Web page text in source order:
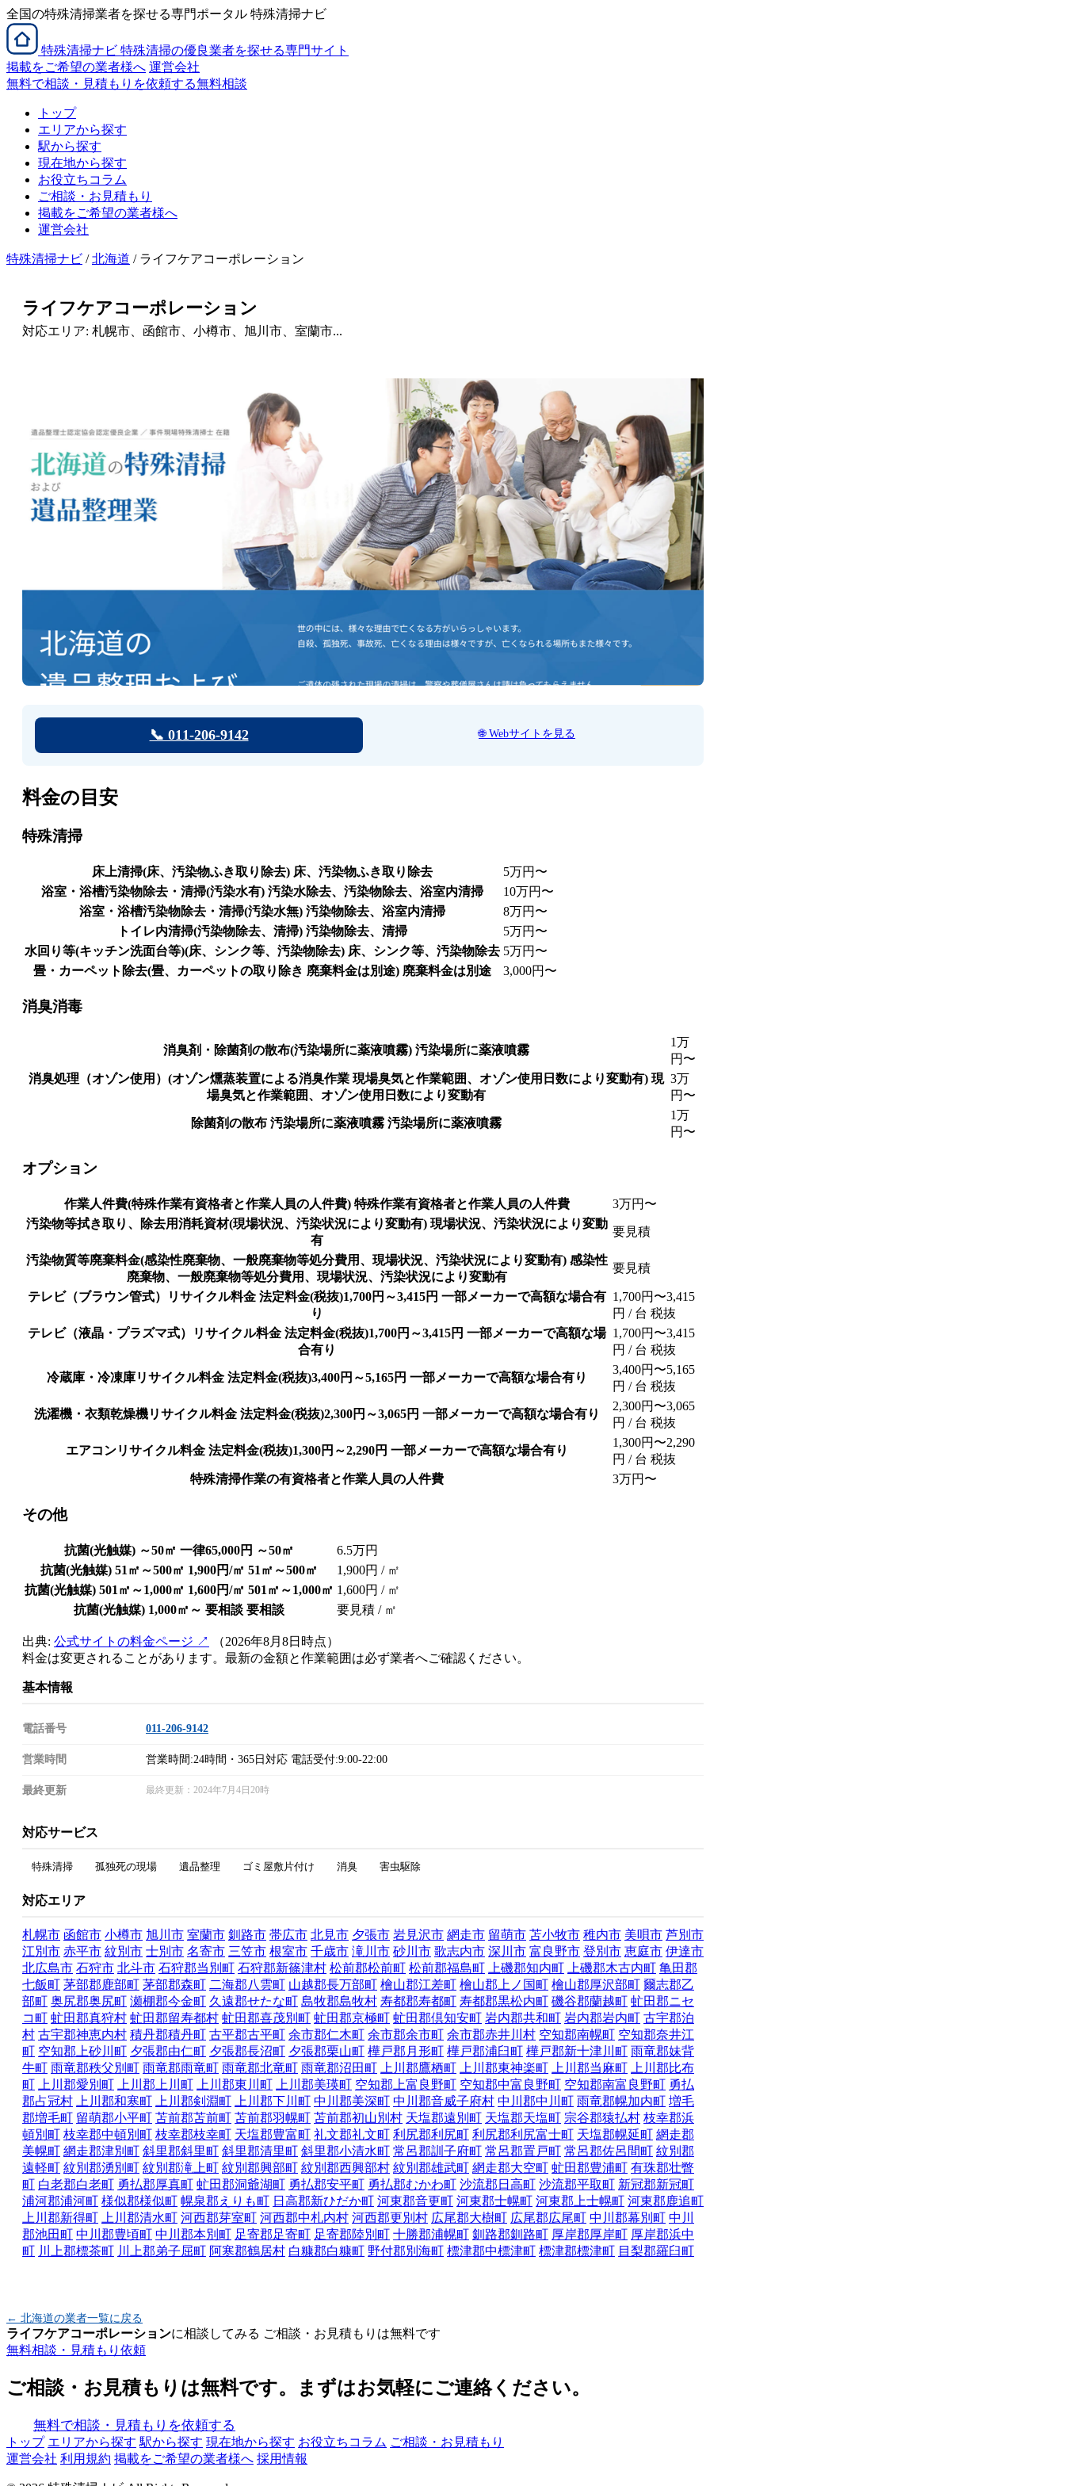
全国の特殊清掃業者を探せる専門ポータル 特殊清掃ナビ
特殊清掃ナビ 特殊清掃の優良業者を探せる専門サイト
掲載をご希望の業者様へ 運営会社
無料で相談・見積もりを依頼する無料相談
トップ
エリアから探す
駅から探す
現在地から探す
お役立ちコラム
ご相談・お見積もり
掲載をご希望の業者様へ
運営会社
特殊清掃ナビ /北海道 / ライフケアコーポレーション
ライフケアコーポレーション
対応エリア: 札幌市、函館市、小樽市、旭川市、室蘭市...
📞 011-206-9142 🌐 Webサイトを見る
料金の目安
特殊清掃
床上清掃(床、汚染物ふき取り除去) 床、汚染物ふき取り除去
5万円〜
浴室・浴槽汚染物除去・清掃(汚染水有) 汚染水除去、汚染物除去、浴室内清掃
10万円〜
浴室・浴槽汚染物除去・清掃(汚染水無) 汚染物除去、浴室内清掃
8万円〜
トイレ内清掃(汚染物除去、清掃) 汚染物除去、清掃
5万円〜
水回り等(キッチン洗面台等)(床、シンク等、汚染物除去) 床、シンク等、汚染物除去 5万円〜
畳・カーペット除去(畳、カーペットの取り除き 廃棄料金は別途) 廃棄料金は別途 3,000円〜
消臭消毒
消臭剤・除菌剤の散布(汚染場所に薬液噴霧) 汚染場所に薬液噴霧
1万
円〜
消臭処理（オゾン使用）(オゾン燻蒸装置による消臭作業 現場臭気と作業範囲、オゾン使用日数により変動有) 現
場臭気と作業範囲、オゾン使用日数により変動有
3万
円〜
除菌剤の散布 汚染場所に薬液噴霧 汚染場所に薬液噴霧
1万
円〜
オプション
作業人件費(特殊作業有資格者と作業人員の人件費) 特殊作業有資格者と作業人員の人件費
3万円〜
汚染物等拭き取り、除去用消耗資材(現場状況、汚染状況により変動有) 現場状況、汚染状況により変動
有
要見積
汚染物質等廃棄料金(感染性廃棄物、一般廃棄物等処分費用、現場状況、汚染状況により変動有) 感染性
廃棄物、一般廃棄物等処分費用、現場状況、汚染状況により変動有
要見積
テレビ（ブラウン管式）リサイクル料金 法定料金(税抜)1,700円～3,415円 一部メーカーで高額な場合有
り
1,700円〜3,415
円 / 台 税抜
テレビ（液晶・プラズマ式）リサイクル料金 法定料金(税抜)1,700円～3,415円 一部メーカーで高額な場
合有り
1,700円〜3,415
円 / 台 税抜
冷蔵庫・冷凍庫リサイクル料金 法定料金(税抜)3,400円～5,165円 一部メーカーで高額な場合有り
3,400円〜5,165
円 / 台 税抜
洗濯機・衣類乾燥機リサイクル料金 法定料金(税抜)2,300円～3,065円 一部メーカーで高額な場合有り
2,300円〜3,065
円 / 台 税抜
エアコンリサイクル料金 法定料金(税抜)1,300円～2,290円 一部メーカーで高額な場合有り
1,300円〜2,290
円 / 台 税抜
特殊清掃作業の有資格者と作業人員の人件費
3万円〜
その他
抗菌(光触媒) ～50㎡ 一律65,000円 ～50㎡
6.5万円
抗菌(光触媒) 51㎡～500㎡ 1,900円/㎡ 51㎡～500㎡ 1,900円 / ㎡
抗菌(光触媒) 501㎡～1,000㎡ 1,600円/㎡ 501㎡～1,000㎡ 1,600円 / ㎡
抗菌(光触媒) 1,000㎡～ 要相談 要相談 要見積 / ㎡
出典: 公式サイトの料金ページ ↗
（2026年8月8日時点）
料金は変更されることがあります。最新の金額と作業範囲は必ず業者へご確認ください。
基本情報
電話番号 011-206-9142
営業時間 営業時間:24時間・365日対応 電話受付:9:00-22:00
最終更新 最終更新：2024年7月4日20時
対応サービス
特殊清掃 孤独死の現場 遺品整理 ゴミ屋敷片付け 消臭 害虫駆除
対応エリア
札幌市 函館市 小樽市 旭川市 室蘭市 釧路市 帯広市 北見市 夕張市 岩見沢市 網走市 留萌市 苫小牧市 稚内市 美唄市 芦別市
江別市 赤平市 紋別市 士別市 名寄市 三笠市 根室市 千歳市 滝川市 砂川市 歌志内市 深川市 富良野市 登別市 恵庭市 伊達市
北広島市 石狩市 北斗市 石狩郡当別町 石狩郡新篠津村 松前郡松前町 松前郡福島町 上磯郡知内町 上磯郡木古内町 亀田郡
七飯町 茅部郡鹿部町 茅部郡森町 二海郡八雲町 山越郡長万部町 檜山郡江差町 檜山郡上ノ国町 檜山郡厚沢部町 爾志郡乙
部町 奥尻郡奥尻町 瀬棚郡今金町 久遠郡せたな町 島牧郡島牧村 寿都郡寿都町 寿都郡黒松内町 磯谷郡蘭越町 虻田郡ニセ
コ町 虻田郡真狩村 虻田郡留寿都村 虻田郡喜茂別町 虻田郡京極町 虻田郡倶知安町 岩内郡共和町 岩内郡岩内町 古宇郡泊
村 古宇郡神恵内村 積丹郡積丹町 古平郡古平町 余市郡仁木町 余市郡余市町 余市郡赤井川村 空知郡南幌町 空知郡奈井江
町 空知郡上砂川町 夕張郡由仁町 夕張郡長沼町 夕張郡栗山町 樺戸郡月形町 樺戸郡浦臼町 樺戸郡新十津川町 雨竜郡妹背
牛町 雨竜郡秩父別町 雨竜郡雨竜町 雨竜郡北竜町 雨竜郡沼田町 上川郡鷹栖町 上川郡東神楽町 上川郡当麻町
上川郡比布
町
上川郡愛別町 上川郡上川町 上川郡東川町 上川郡美瑛町 空知郡上富良野町 空知郡中富良野町 空知郡南富良野町 勇払
郡占冠村
上川郡和寒町 上川郡剣淵町 上川郡下川町 中川郡美深町 中川郡音威子府村 中川郡中川町 雨竜郡幌加内町 増毛
郡増毛町 留萌郡小平町 苫前郡苫前町 苫前郡羽幌町 苫前郡初山別村 天塩郡遠別町 天塩郡天塩町 宗谷郡猿払村 枝幸郡浜
頓別町 枝幸郡中頓別町 枝幸郡枝幸町 天塩郡豊富町 礼文郡礼文町 利尻郡利尻町 利尻郡利尻富士町 天塩郡幌延町 網走郡
美幌町 網走郡津別町 斜里郡斜里町 斜里郡清里町 斜里郡小清水町 常呂郡訓子府町 常呂郡置戸町 常呂郡佐呂間町 紋別郡
遠軽町 紋別郡湧別町 紋別郡滝上町 紋別郡興部町 紋別郡西興部村 紋別郡雄武町 網走郡大空町 虻田郡豊浦町 有珠郡壮瞥
町 白老郡白老町 勇払郡厚真町 虻田郡洞爺湖町 勇払郡安平町 勇払郡むかわ町 沙流郡日高町 沙流郡平取町 新冠郡新冠町
浦河郡浦河町 様似郡様似町 幌泉郡えりも町 日高郡新ひだか町 河東郡音更町 河東郡士幌町 河東郡上士幌町 河東郡鹿追町
上川郡新得町
上川郡清水町 河西郡芽室町 河西郡中札内村 河西郡更別村 広尾郡大樹町 広尾郡広尾町 中川郡幕別町 中川
郡池田町 中川郡豊頃町 中川郡本別町 足寄郡足寄町 足寄郡陸別町 十勝郡浦幌町 釧路郡釧路町 厚岸郡厚岸町 厚岸郡浜中
町 川上郡標茶町 川上郡弟子屈町 阿寒郡鶴居村 白糠郡白糠町 野付郡別海町 標津郡中標津町 標津郡標津町 目梨郡羅臼町
← 北海道の業者一覧に戻る
ライフケアコーポレーションに相談してみる ご相談・お見積もりは無料です
無料相談・見積もり依頼
ご相談・お見積もりは無料です。まずはお気軽にご連絡ください。
無料で相談・見積もりを依頼する
トップ エリアから探す 駅から探す 現在地から探す お役立ちコラム ご相談・お見積もり
運営会社 利用規約 掲載をご希望の業者様へ 採用情報